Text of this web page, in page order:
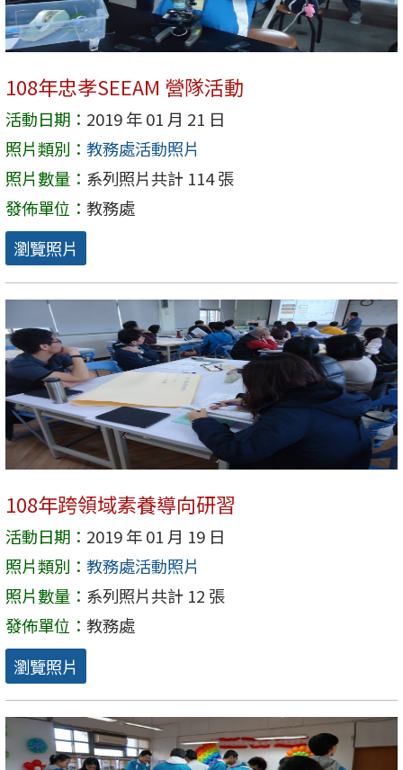
108年忠孝SEEAM 營隊活動
活動日期： 2019 年 01 月 21 日
照片類別： 教務處活動照片
照片數量： 系列照片共計 114 張
發佈單位： 教務處
瀏覽照片
108年跨領域素養導向研習
活動日期： 2019 年 01 月 19 日
照片類別： 教務處活動照片
照片數量： 系列照片共計 12 張
發佈單位： 教務處
瀏覽照片